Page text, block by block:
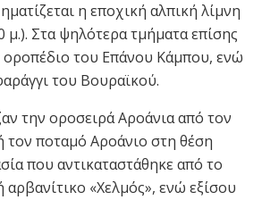
η εποχική αλπική λίμνη
Στα ψηλότερα τμήματα επίσης
οροπέδιο του Επάνου Κάμπου, ενώ
του Βουραϊκού.
την οροσειρά Αροάνια από τον
ποταμό Αροάνιο στη θέση
που αντικαταστάθηκε από το
«Χελμός», ενώ εξίσου